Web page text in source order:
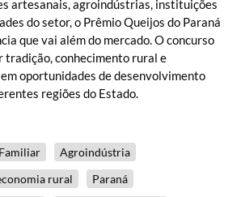
artesanais, agroindústrias, instituições
do setor, o Prêmio Queijos do Paraná
que vai além do mercado. O concurso
tradição, conhecimento rural e
oportunidades de desenvolvimento
regiões do Estado.
Agroindústria
rural
Paraná